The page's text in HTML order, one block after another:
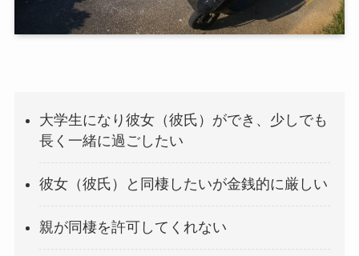
大学生になり彼女（彼氏）ができ、少しでも
長く一緒に過ごしたい
彼女（彼氏）と同棲したいが金銭的に厳しい
親が同棲を許可してくれない